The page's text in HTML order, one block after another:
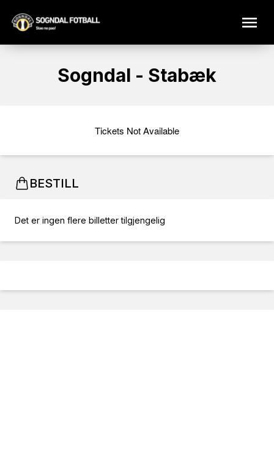
Sogndal - Stabæk
Tickets Not Available
BESTILL
Det er ingen flere billetter tilgjengelig